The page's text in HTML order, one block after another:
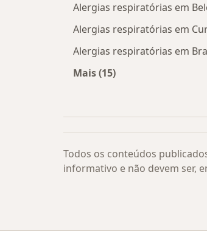
Alergias respiratórias em
Alergias respiratórias em
Alergias respiratórias em
Mais (15)
Mais na categoria:
Todos os conteúdos
informativo e não devem ser,